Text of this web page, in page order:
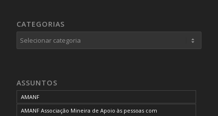
CATEGORIAS
Categorias
ASSUNTOS
AMANF
AMANF Associação Mineira de Apoio às pessoas com